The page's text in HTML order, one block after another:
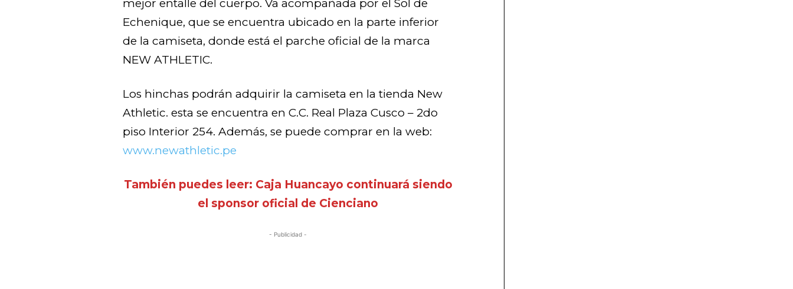
mejor entalle del cuerpo. Va acompañada por el Sol de
Echenique, que se encuentra ubicado en la parte inferior
de la camiseta, donde está el parche oficial de la marca
NEW ATHLETIC.
Los hinchas podrán adquirir la camiseta en la tienda New
Athletic. esta se encuentra en C.C. Real Plaza Cusco – 2do
piso Interior 254. Además, se puede comprar en la web:
www.newathletic.pe
También puedes leer: Caja Huancayo continuará siendo
el sponsor oficial de Cienciano
- Publicidad -